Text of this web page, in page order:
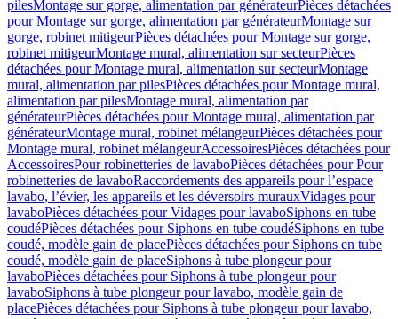
pilesMontage sur gorge, alimentation par générateurPièces détachées
pour Montage sur gorge, alimentation par générateurMontage sur
gorge, robinet mitigeurPièces détachées pour Montage sur gorge,
robinet mitigeurMontage mural, alimentation sur secteurPièces
détachées pour Montage mural, alimentation sur secteurMontage
mural, alimentation par pilesPièces détachées pour Montage mural,
alimentation par pilesMontage mural, alimentation par
générateurPièces détachées pour Montage mural, alimentation par
générateurMontage mural, robinet mélangeurPièces détachées pour
Montage mural, robinet mélangeurAccessoiresPièces détachées pour
AccessoiresPour robinetteries de lavaboPièces détachées pour Pour
robinetteries de lavaboRaccordements des appareils pour l’espace
lavabo, l’évier, les appareils et les déversoirs murauxVidages pour
lavaboPièces détachées pour Vidages pour lavaboSiphons en tube
coudéPièces détachées pour Siphons en tube coudéSiphons en tube
coudé, modèle gain de placePièces détachées pour Siphons en tube
coudé, modèle gain de placeSiphons à tube plongeur pour
lavaboPièces détachées pour Siphons à tube plongeur pour
lavaboSiphons à tube plongeur pour lavabo, modèle gain de
placePièces détachées pour Siphons à tube plongeur pour lavabo,